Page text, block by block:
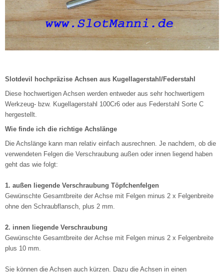
Slotdevil hochpräzise Achsen aus Kugellagerstahl/Federstahl
Diese hochwertigen Achsen werden entweder aus sehr hochwertigem
Werkzeug- bzw. Kugellagerstahl 100Cr6 oder aus Federstahl Sorte C
hergestellt.
Wie finde ich die richtige Achslänge
Die Achslänge kann man relativ einfach ausrechnen. Je nachdem, ob die
verwendeten Felgen die Verschraubung außen oder innen liegend haben
geht das wie folgt:
1. außen liegende Verschraubung Töpfchenfelgen
Gewünschte Gesamtbreite der Achse mit Felgen minus 2 x Felgenbreite
ohne den Schraubflansch, plus 2 mm.
2. innen liegende Verschraubung
Gewünschte Gesamtbreite der Achse mit Felgen minus 2 x Felgenbreite
plus 10 mm.
Sie können die Achsen auch kürzen. Dazu die Achsen in einen